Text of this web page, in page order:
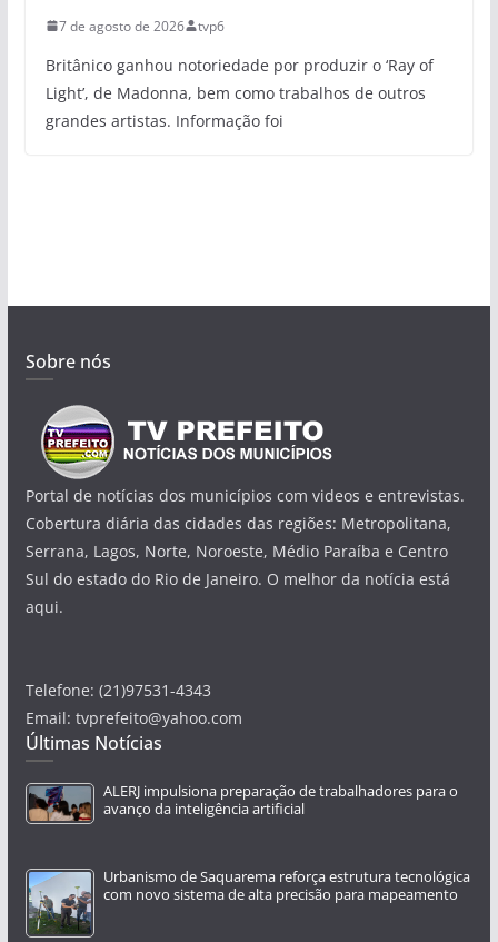
7 de agosto de 2026 tvp6
Britânico ganhou notoriedade por produzir o ‘Ray of
Light’, de Madonna, bem como trabalhos de outros
grandes artistas. Informação foi
Sobre nós
Portal de notícias dos municípios com videos e entrevistas.
Cobertura diária das cidades das regiões: Metropolitana,
Serrana, Lagos, Norte, Noroeste, Médio Paraíba e Centro
Sul do estado do Rio de Janeiro. O melhor da notícia está
aqui.
Telefone: (21)97531-4343
Email: tvprefeito@yahoo.com
Últimas Notícias
ALERJ impulsiona preparação de trabalhadores para o
avanço da inteligência artificial
Urbanismo de Saquarema reforça estrutura tecnológica
com novo sistema de alta precisão para mapeamento